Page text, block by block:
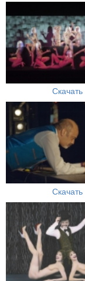
Скачать
Скачать